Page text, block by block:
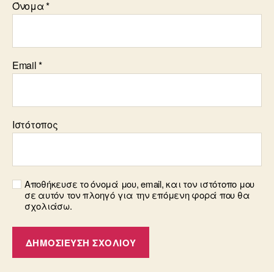
Όνομα*
Email*
Ιστότοπος
Αποθήκευσε το όνομά μου, email, και τον ιστότοπο μου
σε αυτόν τον πλοηγό για την επόμενη φορά που θα
σχολιάσω.